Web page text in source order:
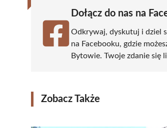
Dołącz do nas na
Odkrywaj, dyskutuj i dziel
na Facebooku, gdzie
Bytowie. Twoje zdanie się
Zobacz Także